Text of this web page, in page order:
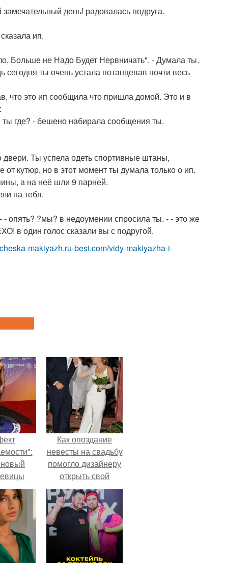
день! радовалась подруга.
ип.
Больше не Надо Будет Нервничать". - Думала ты.
ты очень устала потанцевав почти весь
что это ип сообщила что пришла домой. Это и в
ты где? - бешено набирала сообщения ты.
двери. Ты успела одеть спортивные штаны,
от кутюр, но в этот момент ты думала только о ип.
а на неё шли 9 парней.
на тебя.
опять? ?мы? в недоумении спросила ты. - - это же
в один голос сказали вы с подругой.
makiyazh.ru-best.com/vidy-makiyazha-i-
о
Как опоздание
невесты на свадьбу
помогло дизайнеру
открыть свой
бренд.